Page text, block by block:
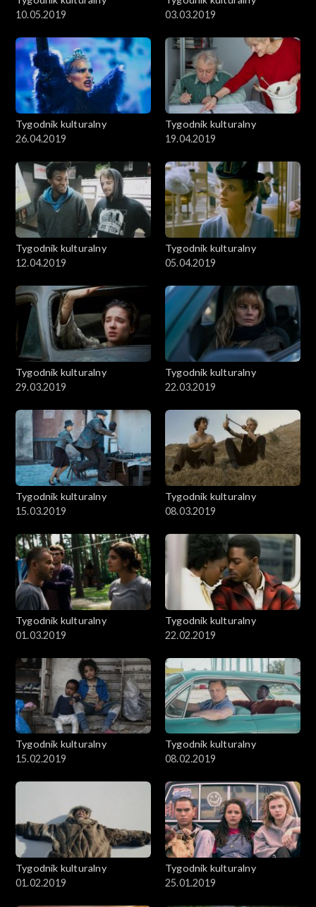
10.05.2019
03.03.2019
Tygodnik kulturalny
26.04.2019
Tygodnik kulturalny
19.04.2019
Tygodnik kulturalny
12.04.2019
Tygodnik kulturalny
05.04.2019
Tygodnik kulturalny
29.03.2019
Tygodnik kulturalny
22.03.2019
Tygodnik kulturalny
15.03.2019
Tygodnik kulturalny
08.03.2019
Tygodnik kulturalny
01.03.2019
Tygodnik kulturalny
22.02.2019
Tygodnik kulturalny
15.02.2019
Tygodnik kulturalny
08.02.2019
Tygodnik kulturalny
01.02.2019
Tygodnik kulturalny
25.01.2019